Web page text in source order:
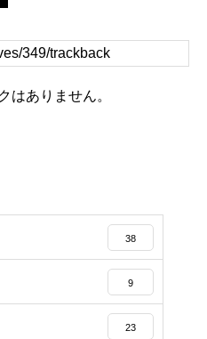
はありません。
38
9
23